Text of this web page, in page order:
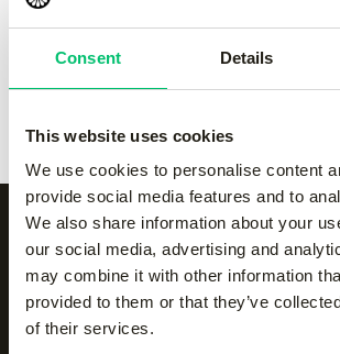
Consent Details
This website uses cookies
We use cookies to personalise content
provide social media features and to
We also share information about your
our social media, advertising and
may combine it with other information
provided to them or that they’ve
of their services.
Women fine pleated
-ocean
Alle categorieën
rijtje